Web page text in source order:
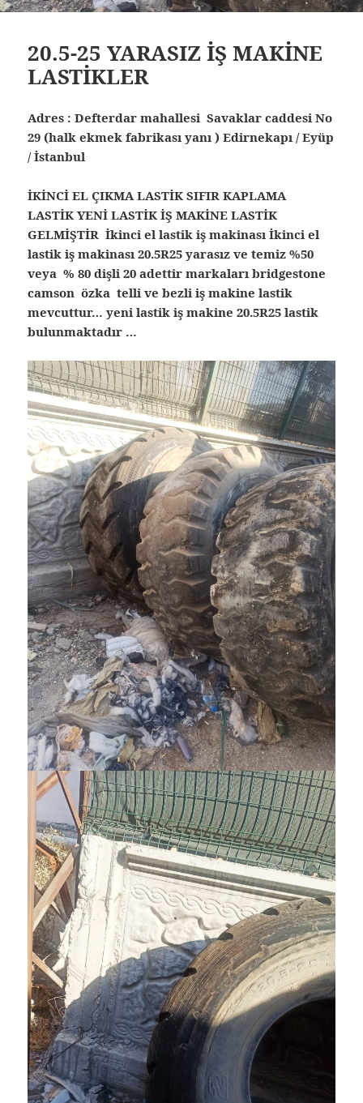
20.5-25 YARASIZ İŞ MAKİNE
LASTİKLER
Adres : Defterdar mahallesi Savaklar caddesi No
29 (halk ekmek fabrikası yanı ) Edirnekapı / Eyüp
/ İstanbul
İKİNCİ EL ÇIKMA LASTİK SIFIR KAPLAMA
LASTİK YENİ LASTİK İŞ MAKİNE LASTİK
GELMİŞTİR İkinci el lastik iş makinası İkinci el
lastik iş makinası 20.5R25 yarasız ve temiz %50
veya % 80 dişli 20 adettir markaları bridgestone
camson özka telli ve bezli iş makine lastik
mevcuttur… yeni lastik iş makine 20.5R25 lastik
bulunmaktadır …